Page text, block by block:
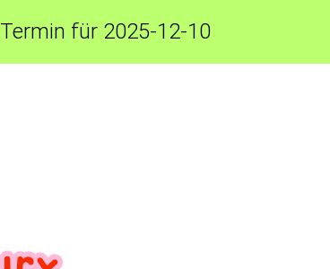
Termin für 2025-12-10